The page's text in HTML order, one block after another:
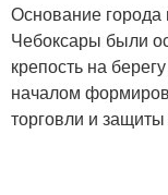
Основание
Чебоксары были
крепость на
началом
торговли и защиты